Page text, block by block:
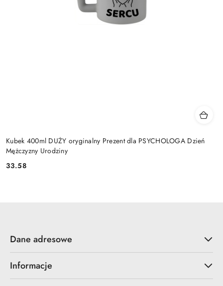
Kubek 400ml DUŻY oryginalny Prezent dla PSYCHOLOGA Dzień
Mężczyzny Urodziny
Cena:
33.58
Dane adresowe
Informacje